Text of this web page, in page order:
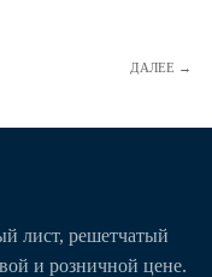
ДАЛЕЕ →
лист, решетчатый
и розничной цене.